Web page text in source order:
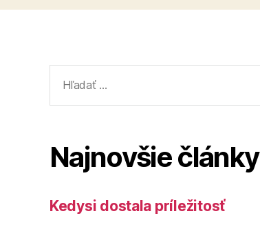
Najnovšie články
Kedysi dostala príležitosť